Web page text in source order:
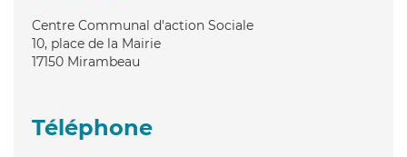
Centre Communal d'action Sociale
10, place de la Mairie
17150 Mirambeau
Téléphone